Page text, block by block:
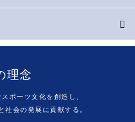
理念
ポーツ文化を創造し、
社会の発展に貢献する。